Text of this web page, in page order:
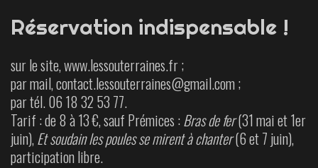
Réservation indispensable !
sur le site, www.lessouterraines.fr ;
par mail, contact.lessouterraines@gmail.com ;
par tél. 06 18 32 53 77.
Tarif : de 8 à 13 €, sauf Prémices :Bras de fer(31 mai et 1er
juin),Et soudain les poules se mirent à chanter(6 et 7 juin),
participation libre.